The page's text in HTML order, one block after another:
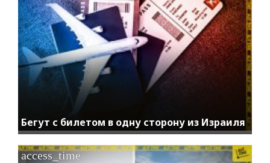
Бегут с билетом в одну сторону из Израиля
access_time